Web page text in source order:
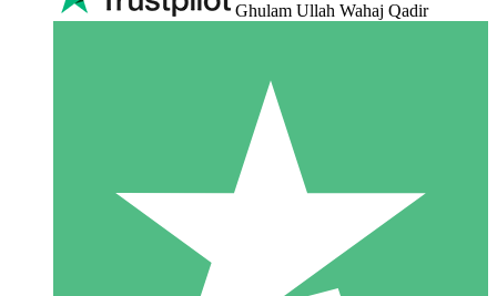
Ghulam Ullah Wahaj Qadir